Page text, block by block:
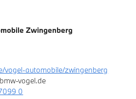
Zwingenberg
vogel-automobile/zwingenberg
vogel.de
0